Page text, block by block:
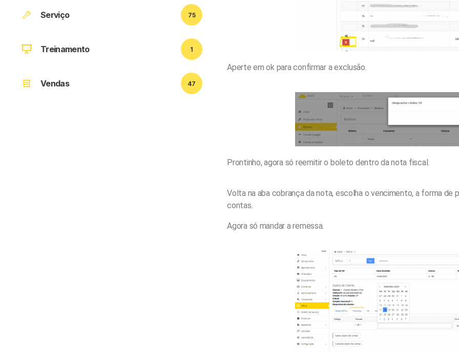
Serviço 75
Treinamento 1
Vendas 47
Aperte em ok para confirmar a exclusão.
Prontinho, agora só reemitir o boleto dentro da nota fiscal.
Volta na aba cobrança da nota, escolha o vencimento, a forma de
contas.
Agora só mandar a remessa.